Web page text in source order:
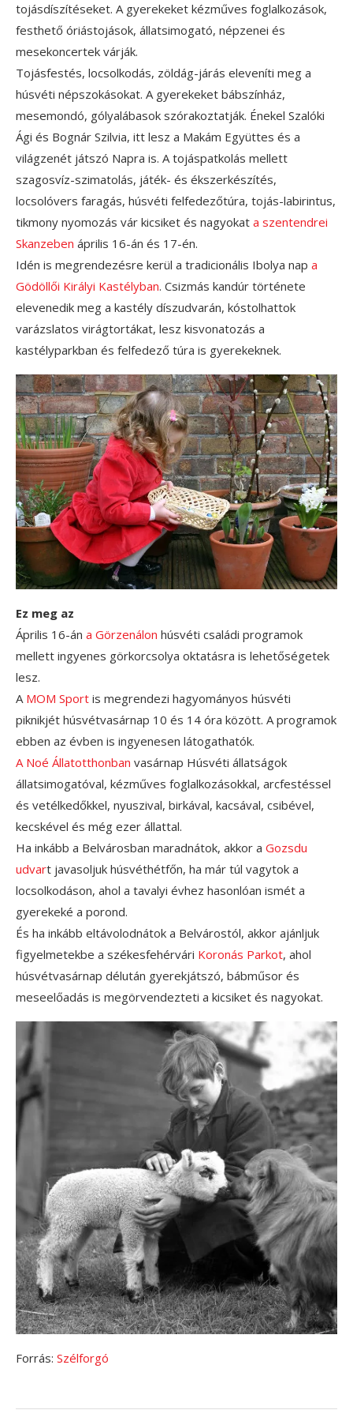
tojásdíszítéseket. A gyerekeket kézműves foglalkozások,
festhető óriástojások, állatsimogató, népzenei és
mesekoncertek várják.
Tojásfestés, locsolkodás, zöldág-járás eleveníti meg a
húsvéti népszokásokat. A gyerekeket bábszínház,
mesemondó, gólyalábasok szórakoztatják. Énekel Szalóki
Ági és Bognár Szilvia, itt lesz a Makám Együttes és a
világzenét játszó Napra is. A tojáspatkolás mellett
szagosvíz-szimatolás, játék- és ékszerkészítés,
locsolóvers faragás, húsvéti felfedezőtúra, tojás-labirintus,
tikmony nyomozás vár kicsiket és nagyokat a szentendrei
Skanzeben április 16-án és 17-én.
Idén is megrendezésre kerül a tradicionális Ibolya nap a
Gödöllői Királyi Kastélyban. Csizmás kandúr története
elevenedik meg a kastély díszudvarán, kóstolhattok
varázslatos virágtortákat, lesz kisvonatozás a
kastélyparkban és felfedező túra is gyerekeknek.
Ez meg az
Április 16-án a Görzenálon húsvéti családi programok
mellett ingyenes görkorcsolya oktatásra is lehetőségetek
lesz.
A MOM Sport is megrendezi hagyományos húsvéti
piknikjét húsvétvasárnap 10 és 14 óra között. A programok
ebben az évben is ingyenesen látogathatók.
A Noé Állatotthonban vasárnap Húsvéti állatságok
állatsimogatóval, kézműves foglalkozásokkal, arcfestéssel
és vetélkedőkkel, nyuszival, birkával, kacsával, csibével,
kecskével és még ezer állattal.
Ha inkább a Belvárosban maradnátok, akkor a Gozsdu
udvart javasoljuk húsvéthétfőn, ha már túl vagytok a
locsolkodáson, ahol a tavalyi évhez hasonlóan ismét a
gyerekeké a porond.
És ha inkább eltávolodnátok a Belvárostól, akkor ajánljuk
figyelmetekbe a székesfehérvári Koronás Parkot, ahol
húsvétvasárnap délután gyerekjátszó, bábműsor és
meseelőadás is megörvendezteti a kicsiket és nagyokat.
Forrás: Szélforgó